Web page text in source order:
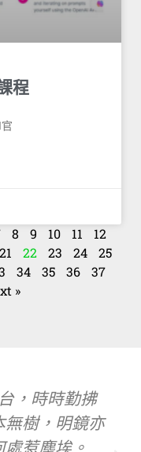
程
8 9 10 11
12
21 22 23 24
25
34 35 36
37
»
，時時勤拂
無樹，明鏡亦
惹塵埃。